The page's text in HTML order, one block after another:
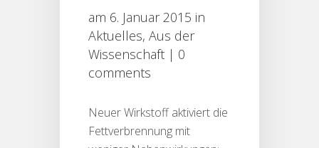
am 6. Januar 2015 in
Aktuelles, Aus der
Wissenschaft | 0
comments
Neuer Wirkstoff aktiviert die
Fettverbrennung mit